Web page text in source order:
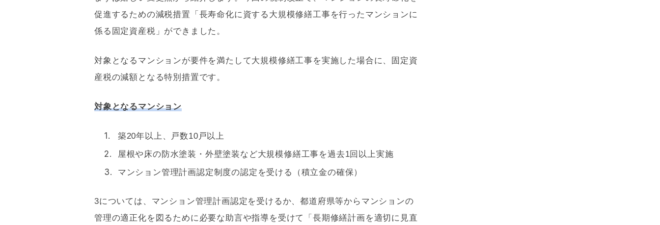
促進するための減税措置「長寿命化に資する大規模修繕工事を行ったマンションに
係る 固定資産税 」ができました。
対象となるマンションが要件を満たして大規模修繕工事を実施した場合に、 固定資
産税の減額となる特別措置です。
対象となるマンション
築20年以上、戸数10戸以上
屋根や床の防水塗装・外壁塗装など大規模修繕工事を過去1回以上実施
マンション管理計画認定制度の認定を受ける（積立金の確保）
3については、マンション管理計画認定を受けるか、都道府県等からマンションの
管理の適正化を図るために必要な助言や指導を受けて「長期修繕計画を適切に見直